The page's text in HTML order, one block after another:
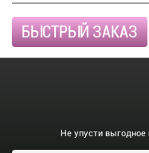
БЫСТРЫЙ ЗАКАЗ
Не упусти